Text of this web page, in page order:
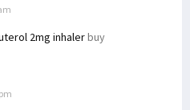
2mg inhalerbuy